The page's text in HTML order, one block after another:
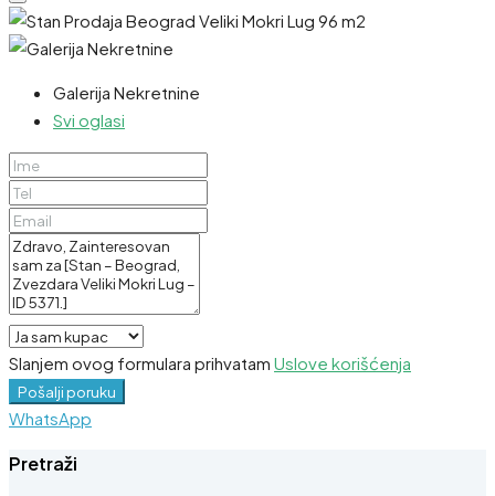
Galerija Nekretnine
Svi oglasi
Slanjem ovog formulara prihvatam Uslove korišćenja
Pošalji poruku
WhatsApp
Pretraži